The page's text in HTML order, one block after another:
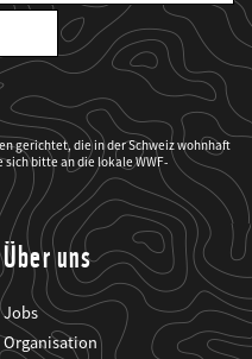
gerichtet, die in der Schweiz wohnhaft
sich bitte an die lokale WWF-
Über uns
Jobs
Organisation